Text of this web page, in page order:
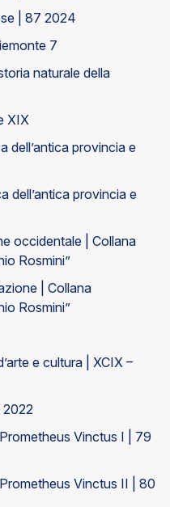
| 87 2024
7
naturale della
XIX
dell’antica provincia e
dell’antica provincia e
occidentale | Collana
Rosmini”
| Collana
Rosmini”
e cultura | XCIX –
2022
Vinctus I | 79
Vinctus II | 80